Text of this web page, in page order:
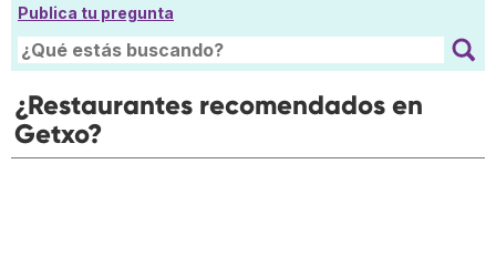
Publica tu pregunta
¿Restaurantes recomendados en
Getxo?